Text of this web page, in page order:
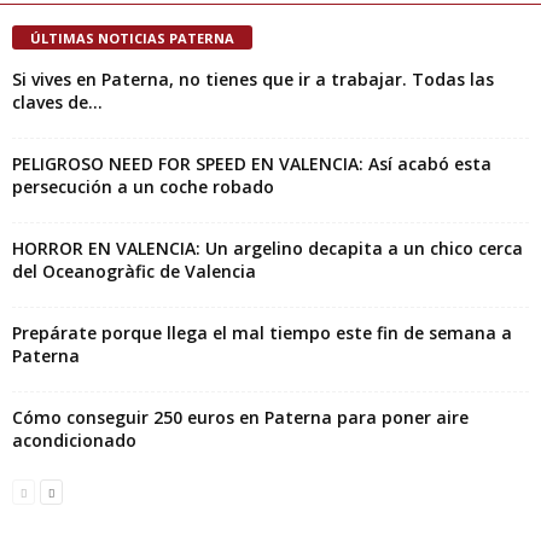
ÚLTIMAS NOTICIAS PATERNA
Si vives en Paterna, no tienes que ir a trabajar. Todas las
claves de...
PELIGROSO NEED FOR SPEED EN VALENCIA: Así acabó esta
persecución a un coche robado
HORROR EN VALENCIA: Un argelino decapita a un chico cerca
del Oceanogràfic de Valencia
Prepárate porque llega el mal tiempo este fin de semana a
Paterna
Cómo conseguir 250 euros en Paterna para poner aire
acondicionado